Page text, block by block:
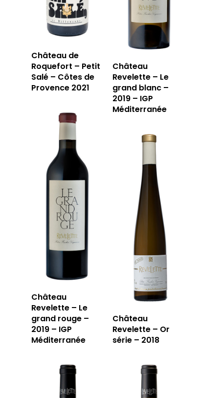
Château de
Roquefort – Petit
Salé – Côtes de
Provence 2021
Château
Revelette – Le
grand blanc –
2019 – IGP
Méditerranée
Château
Revelette – Le
grand rouge –
2019 – IGP
Méditerranée
Château
Revelette – Or
série – 2018